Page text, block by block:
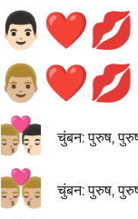
👨🏼‍❤️‍💋‍👨🏻 चुंबन: पुरुष, पुरुष,
👨🏼‍❤️‍💋‍👨🏼 चुंबन: पुरुष,